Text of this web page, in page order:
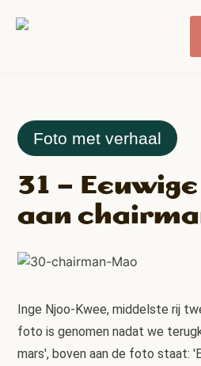
Foto met verhaal
31 –
aan
Inge Njoo-Kwee, middelste rij
foto is genomen nadat we
mars', boven aan de foto staat: